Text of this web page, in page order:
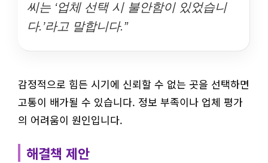
씨는 ‘업체 선택 시 불안함이 있었습니
다.’라고 말합니다.”
감정적으로 힘든 시기에 신뢰할 수 없는 곳을 선택하면
고통이 배가될 수 있습니다. 정보 부족이나 업체 평가
의 어려움이 원인입니다.
해결책 제안